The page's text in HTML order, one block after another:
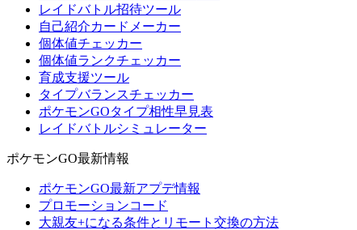
レイドバトル招待ツール
自己紹介カードメーカー
個体値チェッカー
個体値ランクチェッカー
育成支援ツール
タイプバランスチェッカー
ポケモンGOタイプ相性早見表
レイドバトルシミュレーター
ポケモンGO最新情報
ポケモンGO最新アプデ情報
プロモーションコード
大親友+になる条件とリモート交換の方法